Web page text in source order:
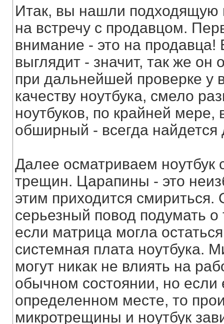
Итак, вы нашли подходящую
на встречу с продавцом.
внимание - это на
выглядит - значит, так же
при дальнейшей проверке у
качеству ноутбука, смело
ноутбуков, по крайней мере,
обширный - всегда найдется
Далее осматриваем ноутбук
трещин. Царапины - это
этим приходится
серьезный повод подумать
если матрица могла
системная плата ноутбука.
могут никак не влиять на
обычном состоянии, но если
определенном месте, то
микротрещины и ноутбук